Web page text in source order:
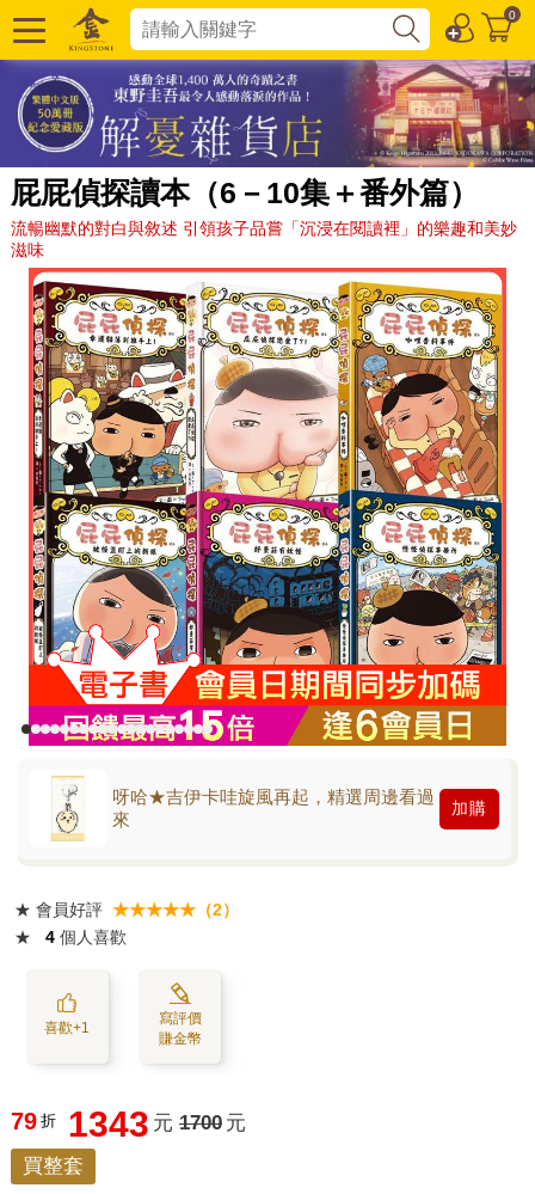
0
屁屁偵探讀本（6－10集＋番外篇）
流暢幽默的對白與敘述 引領孩子品嘗「沉浸在閱讀裡」的樂趣和美妙
滋味
呀哈★吉伊卡哇旋風再起，精選周邊看過
來
加購
★ 會員好評 ★★★★★（2）
★
4 個人喜歡
喜歡+1
寫評價
賺金幣
79 折 1343 元 1700 元
買整套